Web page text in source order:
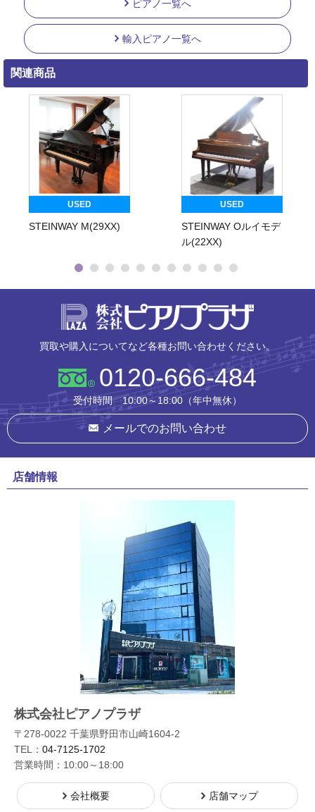
ピアノ一覧へ
輸入ピアノ一覧へ
関連商品
USED
STEINWAY M(29XX)
USED
STEINWAY Oルイモデ
ル(22XX)
買取や購入についてなど各種お問い合わせください。
0120-666-484
受付時間 10:00～18:00（年中無休）
メールでのお問い合わせ
店舗情報
株式会社ピアノプラザ
〒278-0022 千葉県野田市山崎1604-2
TEL： 04-7125-1702
営業時間：10:00～18:00
会社概要 店舗マップ